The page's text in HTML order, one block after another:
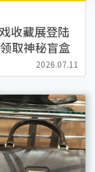
收藏展登陆
取神秘盲盒
2026.07.11